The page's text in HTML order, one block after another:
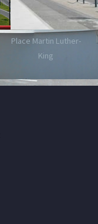
Place Martin Luther-
King